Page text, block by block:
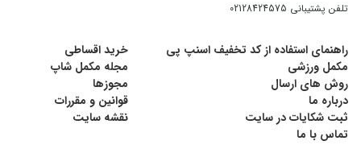
تلفن پشتیبانی 02128424575
راهنمای استفاده از کد تخفیف اسنپ پی
خرید اقساطی
مکمل ورزشی
مجله مکمل شاپ
روش های ارسال
مجوزها
درباره ما
قوانین و مقررات
ثبت شکایات در سایت
نقشه سایت
تماس با ما